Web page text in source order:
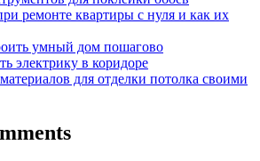
ремонте квартиры с нуля и как их
умный дом пошагово
электрику в коридоре
для отделки потолка своими